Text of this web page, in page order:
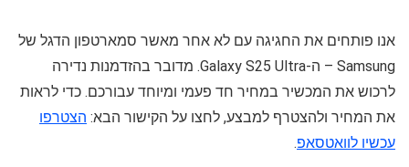
אנו פותחים את החגיגה עם לא אחר מאשר סמארטפון הדגל של
Samsung – ה-Galaxy S25 Ultra. מדובר בהזדמנות נדירה
לרכוש את המכשיר במחיר חד פעמי ומיוחד עבורכם. כדי לראות
את המחיר ולהצטרף למבצע, לחצו על הקישור הבא: הצטרפו
עכשיו לוואטסאפ.